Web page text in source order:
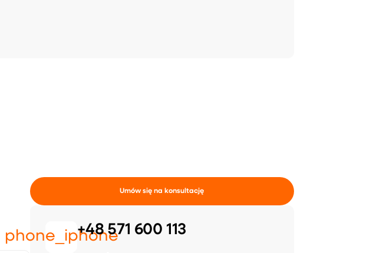
Umów się na konsultację
phone_iphone+48 571 600 113